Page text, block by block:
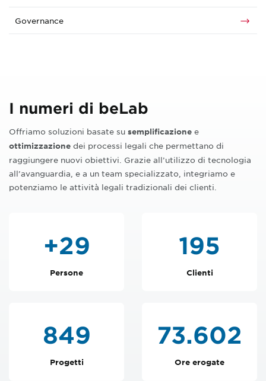
Governance
I numeri di beLab
Offriamo soluzioni basate su semplificazione e
ottimizzazione dei processi legali che permettano di
raggiungere nuovi obiettivi. Grazie all’utilizzo di tecnologia
all’avanguardia, e a un team specializzato, integriamo e
potenziamo le attività legali tradizionali dei clienti.
+30
Persone
198
Clienti
862
Progetti
74.706
Ore erogate